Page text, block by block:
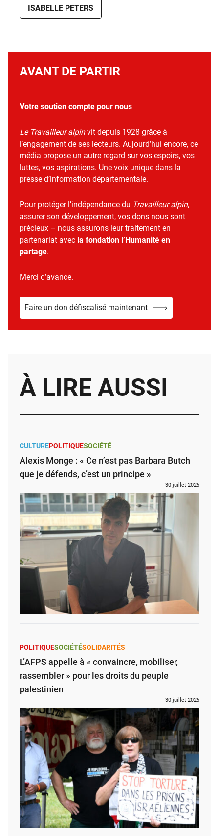
ISABELLE PETERS
AVANT DE PARTIR
Votre soutien compte pour nous
Le Travailleur alpinvit depuis 1928 grâce à
l’engagement de ses lecteurs. Aujourd’hui encore, ce
média propose un autre regard sur vos espoirs, vos
luttes, vos aspirations. Une voix unique dans la
presse d’information départementale.
Pour protéger l’indépendance du Travailleur alpin,
assurer son développement, vos dons nous sont
précieux – nous assurons leur traitement en
partenariat avec la fondation l’Humanité en
partage.
Merci d’avance.
Faire un don défiscalisé maintenant
À LIRE AUSSI
CULTUREPOLITIQUESOCIÉTÉ
Alexis Monge : « Ce n’est pas Barbara Butch
que je défends, c’est un principe »
30 juillet 2026
POLITIQUESOCIÉTÉSOLIDARITÉS
L’AFPS appelle à « convaincre, mobiliser,
rassembler » pour les droits du peuple
palestinien
30 juillet 2026